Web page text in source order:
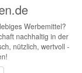
Werbemittel?
nachhaltig in der
nützlich, wertvoll -